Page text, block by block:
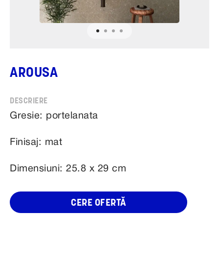
AROUSA
Gresie: portelanata
Finisaj: mat
Dimensiuni: 25.8 x 29 cm
CERE OFERTĂ